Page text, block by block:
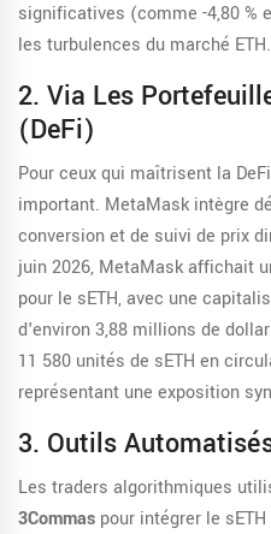
significatives (comme -4,80 %
les turbulences du marché ETH.
2. Via Les
(DeFi)
Pour ceux qui maîtrisent la
important. MetaMask intègre
conversion et de suivi de prix
juin 2026, MetaMask affichait
pour le sETH, avec une
d'environ 3,88 millions de
11 580 unités de sETH en
représentant une exposition
3. Outils
Les traders algorithmiques
3Commas pour intégrer le